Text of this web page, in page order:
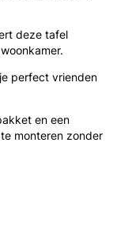
deze tafel
perfect vrienden
en een
monteren zonder